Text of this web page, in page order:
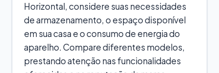
Horizontal, considere suas necessidades
de armazenamento, o espaço disponível
em sua casa e o consumo de energia do
aparelho. Compare diferentes modelos,
prestando atenção nas funcionalidades